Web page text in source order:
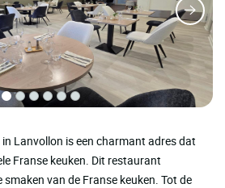
Lanvollon is een charmant adres dat
Franse keuken. Dit restaurant
van de Franse keuken. Tot de